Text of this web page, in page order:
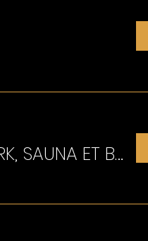
EXPÉRIENCE ENTRAINEMENT,YOGA, BREATHWORK, SAUNA ET BRAIN FROID